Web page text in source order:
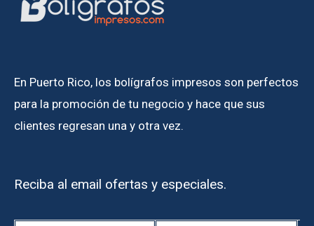
En Puerto Rico, los bolígrafos impresos son perfectos
para la promoción de tu negocio y hace que sus
clientes regresan una y otra vez.
Reciba al email ofertas y especiales.